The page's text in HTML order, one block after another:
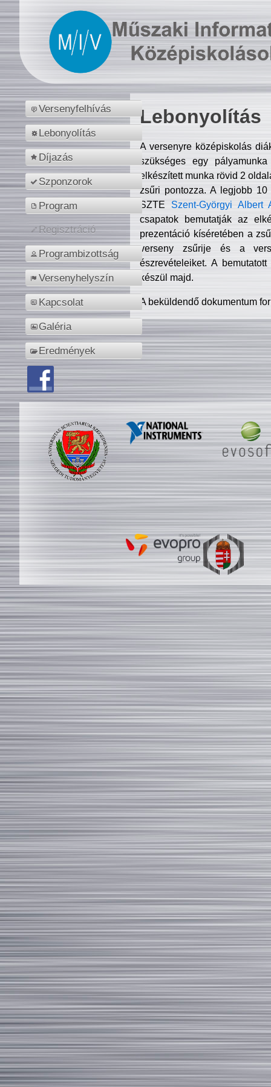
Versenyfelhívás
Lebonyolítás
Díjazás
Szponzorok
Program
Regisztráció
Programbizottság
Versenyhelyszín
Kapcsolat
Galéria
Eredmények
Lebonyolítás
A versenyre középiskolás
szükséges egy
elkészített munka rövid 2
zsűri pontozza. A legjobb
SZTE Szent-Györgyi Albert
csapatok bemutatják az
prezentáció kíséretében a
verseny zsűrije és a
észrevételeiket. A
készül majd.
A beküldendő dokumentum